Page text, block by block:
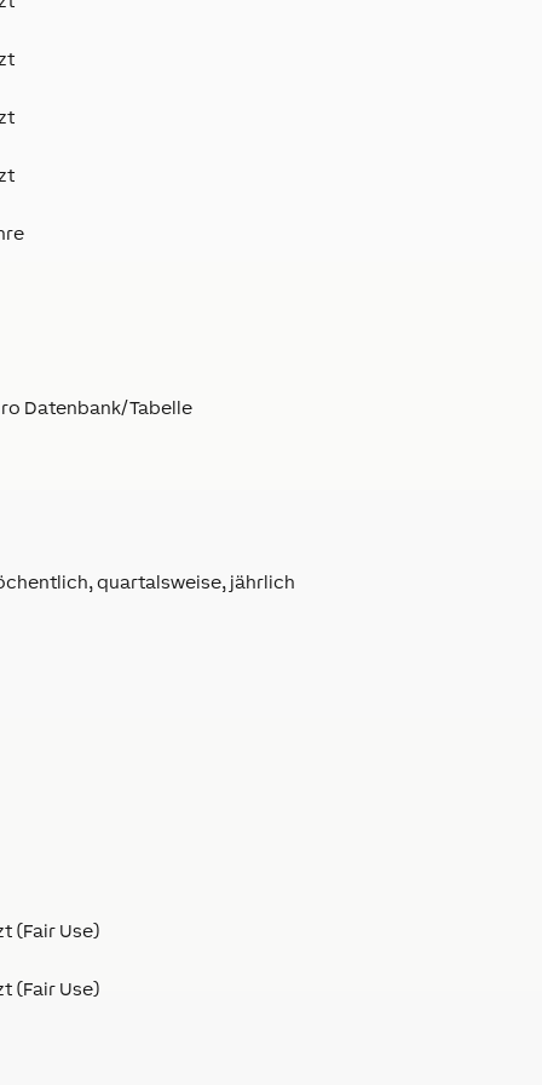
Datenbank/Tabelle
quartalsweise, jährlich
(Fair Use)
(Fair Use)